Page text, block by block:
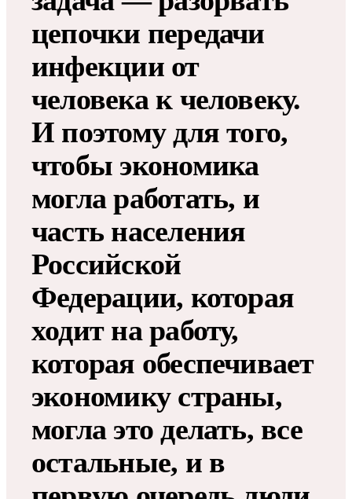
цепочки передачи
инфекции от
человека к человеку.
И поэтому для того,
чтобы экономика
могла работать, и
часть населения
Российской
Федерации, которая
ходит на работу,
которая обеспечивает
экономику страны,
могла это делать, все
остальные, и в